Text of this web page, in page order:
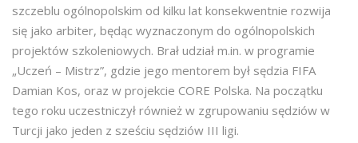
szczeblu ogólnopolskim od kilku lat konsekwentnie rozwija
się jako arbiter, będąc wyznaczonym do ogólnopolskich
projektów szkoleniowych. Brał udział m.in. w programie
„Uczeń – Mistrz”, gdzie jego mentorem był sędzia FIFA
Damian Kos, oraz w projekcie CORE Polska. Na początku
tego roku uczestniczył również w zgrupowaniu sędziów w
Turcji jako jeden z sześciu sędziów III ligi.